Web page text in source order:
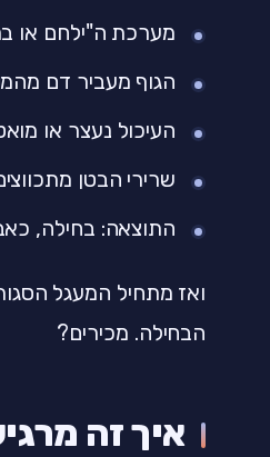
מערכת ה"ילחם או
הגוף מעביר דם
העיכול נעצר או
שרירי הבטן
התוצאה: בחילה,
ואז מתחיל המעגל
הבחילה. מכירים?
איך זה